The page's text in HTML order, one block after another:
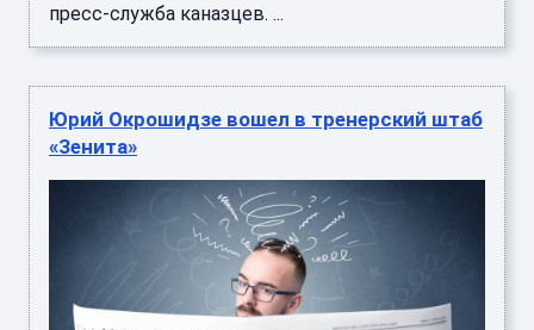
пресс-служба каназцев. ...
Юрий Окрошидзе вошел в тренерский штаб
«Зенита»